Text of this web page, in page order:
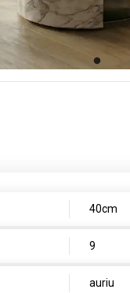
40cm
9
auriu